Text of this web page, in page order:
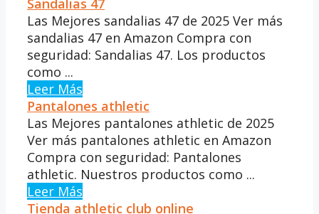
Las Mejores sandalias 47 de 2025 Ver más
sandalias 47 en Amazon Compra con
seguridad: Sandalias 47. Los productos
como ...
Leer Más
Pantalones athletic
Las Mejores pantalones athletic de 2025
Ver más pantalones athletic en Amazon
Compra con seguridad: Pantalones
athletic. Nuestros productos como ...
Leer Más
Tienda athletic club online